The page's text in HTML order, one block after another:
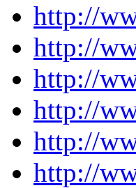
http://
http://
http://
http://
http://
http://